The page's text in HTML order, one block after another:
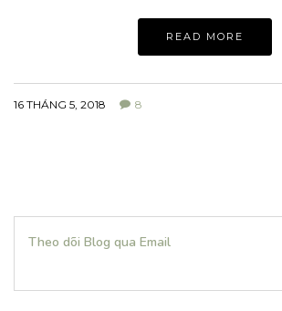
READ MORE
16 THÁNG 5, 2018 8
Theo dõi Blog qua Email